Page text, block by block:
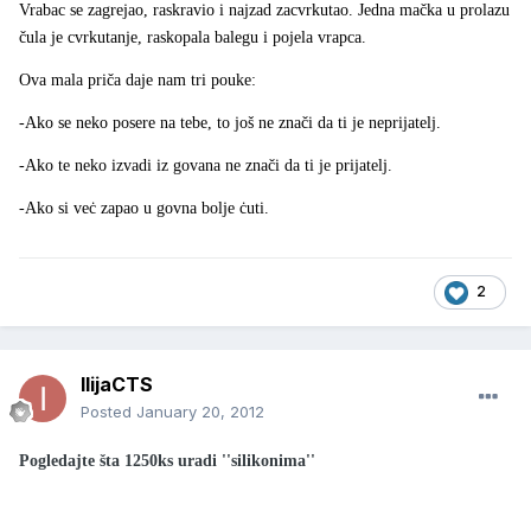
Vrabac se zagrejao, raskravio i najzad zacvrkutao. Jedna mačka u prolazu
čula je cvrkutanje, raskopala balegu i pojela vrapca.
Ova mala priča daje nam tri pouke:
-Ako se neko posere na tebe, to još ne znači da ti je neprijatelj.
-Ako te neko izvadi iz govana ne znači da ti je prijatelj.
-Ako si veċ zapao u govna bolje ċuti.
2
IlijaCTS
Posted January 20, 2012
Pogledajte šta 1250ks uradi ''silikonima''